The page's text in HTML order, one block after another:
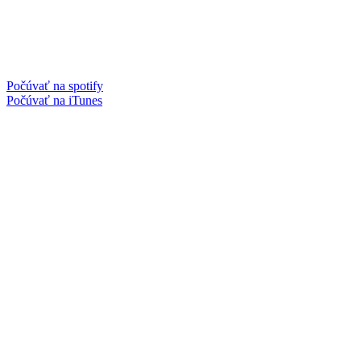
Počúvať na spotify
Počúvať na iTunes